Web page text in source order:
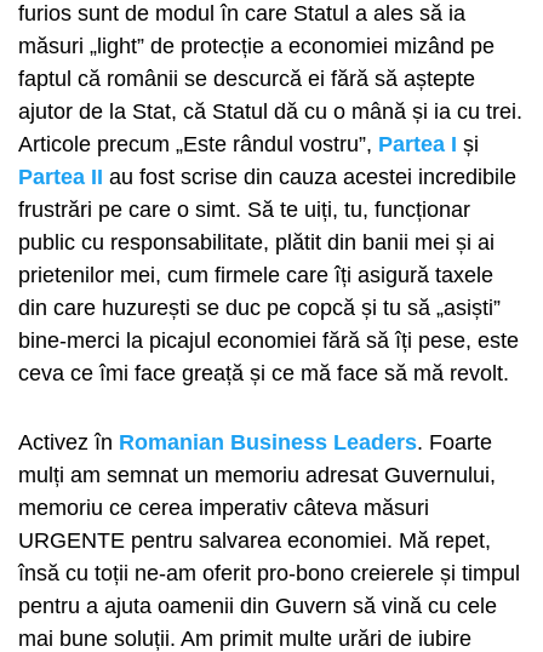
furios sunt de modul în care Statul a ales să ia
măsuri „light” de protecție a economiei mizând pe
faptul că românii se descurcă ei fără să aștepte
ajutor de la Stat, că Statul dă cu o mână și ia cu trei.
Articole precum „Este rândul vostru”, Partea I și
Partea II au fost scrise din cauza acestei incredibile
frustrări pe care o simt. Să te uiți, tu, funcționar
public cu responsabilitate, plătit din banii mei și ai
prietenilor mei, cum firmele care îți asigură taxele
din care huzurești se duc pe copcă și tu să „asiști”
bine-merci la picajul economiei fără să îți pese, este
ceva ce îmi face greață și ce mă face să mă revolt.
Activez în Romanian Business Leaders. Foarte
mulți am semnat un memoriu adresat Guvernului,
memoriu ce cerea imperativ câteva măsuri
URGENTE pentru salvarea economiei. Mă repet,
însă cu toții ne-am oferit pro-bono creierele și timpul
pentru a ajuta oamenii din Guvern să vină cu cele
mai bune soluții. Am primit multe urări de iubire